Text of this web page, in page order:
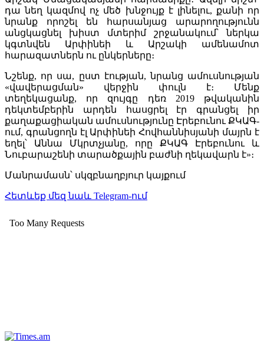
դա նեղ կազմով ոչ մեծ խնջույք է լինելու, քանի որ
նրանք որոշել են հարսանյաց արարողությունն
անցկացնել խիստ մտերիմ շրջանակում՝ ներկա
կգտնվեն Արփինեի և Արշակի ամենամոտ
հարազատներն ու ընկերները։
Նշենք, որ սա, ըստ էության, նրանց ամուսնության
«վավերացման» վերջին փուլն է։ Մենք
տեղեկացանք, որ զույգը դեռ 2019 թվականին
դեկտեմբերին արդեն հասցրել էր գրանցել իր
քաղաքացիական ամուսնությունը Էրեբունու ՔԿԱԳ-
ում, գրանցողն էլ Արփինեի Հովհաննիսյանի մայրն է
եղել՝ Աննա Մկրտչյանը, որը ՔԿԱԳ Էրեբունու և
Նուբարաշենի տարածքային բաժնի ղեկավարն է»։
Մանրամասն՝ սկզբնաղբյուր կայքում
Հետևեք մեզ նաև Telegram-ում